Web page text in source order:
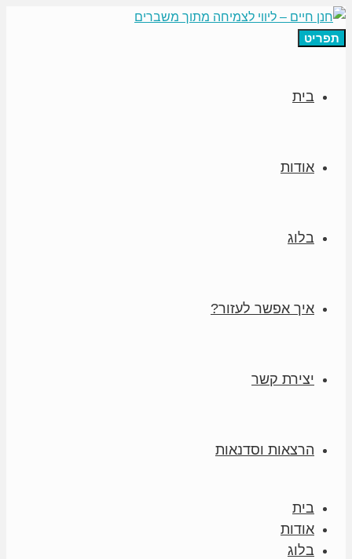
תפריט
בית
אודות
בלוג
איך אפשר לעזור?
יצירת קשר
הרצאות וסדנאות
בית
אודות
בלוג